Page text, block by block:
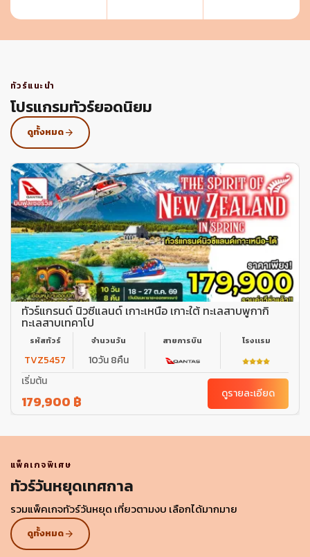
ทัวร์แนะนำ
โปรแกรมทัวร์ยอดนิยม
ดูทั้งหมดarrow_forward
ทัวร์แกรนด์ นิวซีแลนด์ เกาะเหนือ เกาะใต้ ทะเลสาบพูกากิ
ทะเลสาบเทคาโป
รหัสทัวร์
TVZ5457
จำนวนวัน
10วัน 8คืน
สายการบิน โรงเเรม
เริ่มต้น
179,900 ฿ ดูรายละเอียด
แพ็คเกจพิเศษ
ทัวร์วันหยุดเทศกาล
รวมแพ็คเกจทัวร์วันหยุด เที่ยวตามงบ เลือกได้มากมาย
ดูทั้งหมดarrow_forward